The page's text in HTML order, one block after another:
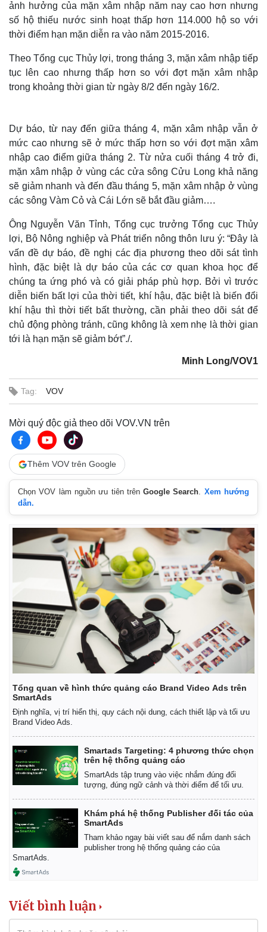
Thế giới
Cuộc sống đó đây
Multimedia
Video
Ảnh
E-Magazine
Infographic
ảnh hưởng của mặn xâm nhập năm nay cao hơn nhưng
số hộ thiếu nước sinh hoạt thấp hơn 114.000 hộ so với
thời điểm hạn mặn diễn ra vào năm 2015-2016.
Theo Tổng cục Thủy lợi, trong tháng 3, mặn xâm nhập tiếp
tục lên cao nhưng thấp hơn so với đợt mặn xâm nhập
trong khoảng thời gian từ ngày 8/2 đến ngày 16/2.
Dự báo, từ nay đến giữa tháng 4, mặn xâm nhập vẫn ở
mức cao nhưng sẽ ở mức thấp hơn so với đợt mặn xâm
nhập cao điểm giữa tháng 2. Từ nửa cuối tháng 4 trở đi,
mặn xâm nhập ở vùng các cửa sông Cửu Long khả năng
sẽ giảm nhanh và đến đầu tháng 5, mặn xâm nhập ở vùng
các sông Vàm Cỏ và Cái Lớn sẽ bắt đầu giảm….
Ông Nguyễn Văn Tỉnh, Tổng cục trưởng Tổng cục Thủy
lợi, Bộ Nông nghiệp và Phát triển nông thôn lưu ý: “Đây là
vấn đề dự báo, đề nghị các địa phương theo dõi sát tình
hình, đặc biệt là dự báo của các cơ quan khoa học để
chúng ta ứng phó và có giải pháp phù hợp. Bởi vì trước
diễn biến bất lợi của thời tiết, khí hậu, đặc biệt là biến đổi
khí hậu thì thời tiết bất thường, cần phải theo dõi sát để
chủ động phòng tránh, cũng không là xem nhẹ là thời gian
tới là hạn mặn sẽ giảm bớt”./.
Minh Long/VOV1
Tag: VOV
Mời quý độc giả theo dõi VOV.VN trên
Thêm VOV trên Google
Chọn VOV làm nguồn ưu tiên trênGoogle Search. Xem hướng
dẫn.
Tổng quan về hình thức quảng cáo Brand Video Ads trên
SmartAds
Định nghĩa, vị trí hiển thị, quy cách nội dung, cách thiết lập và tối ưu
Brand Video Ads.
Smartads Targeting: 4 phương thức chọn
trên hệ thống quảng cáo
SmartAds tập trung vào việc nhắm đúng đối
tượng, đúng ngữ cảnh và thời điểm để tối ưu.
Khám phá hệ thống Publisher đối tác của
SmartAds
Tham khảo ngay bài viết sau để nắm danh sách
publisher trong hệ thống quảng cáo của
SmartAds.
Viết bình luận